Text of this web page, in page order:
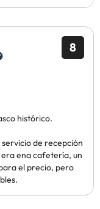
8
histórico.
de recepción
era ena cafetería, un
el precio, pero